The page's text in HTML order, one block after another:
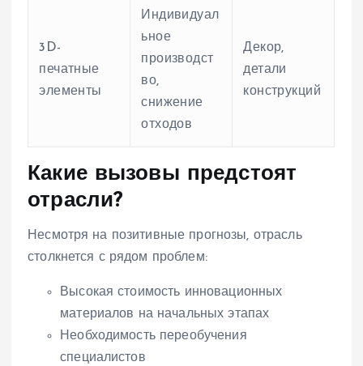
3D-
печатные
элементы
Индивидуал
ьное
производст
во,
снижение
отходов
Декор,
детали
конструкций
Какие вызовы предстоят
отрасли?
Несмотря на позитивные прогнозы, отрасль
столкнется с рядом проблем:
Высокая стоимость инновационных
материалов на начальных этапах
Необходимость переобучения
специалистов